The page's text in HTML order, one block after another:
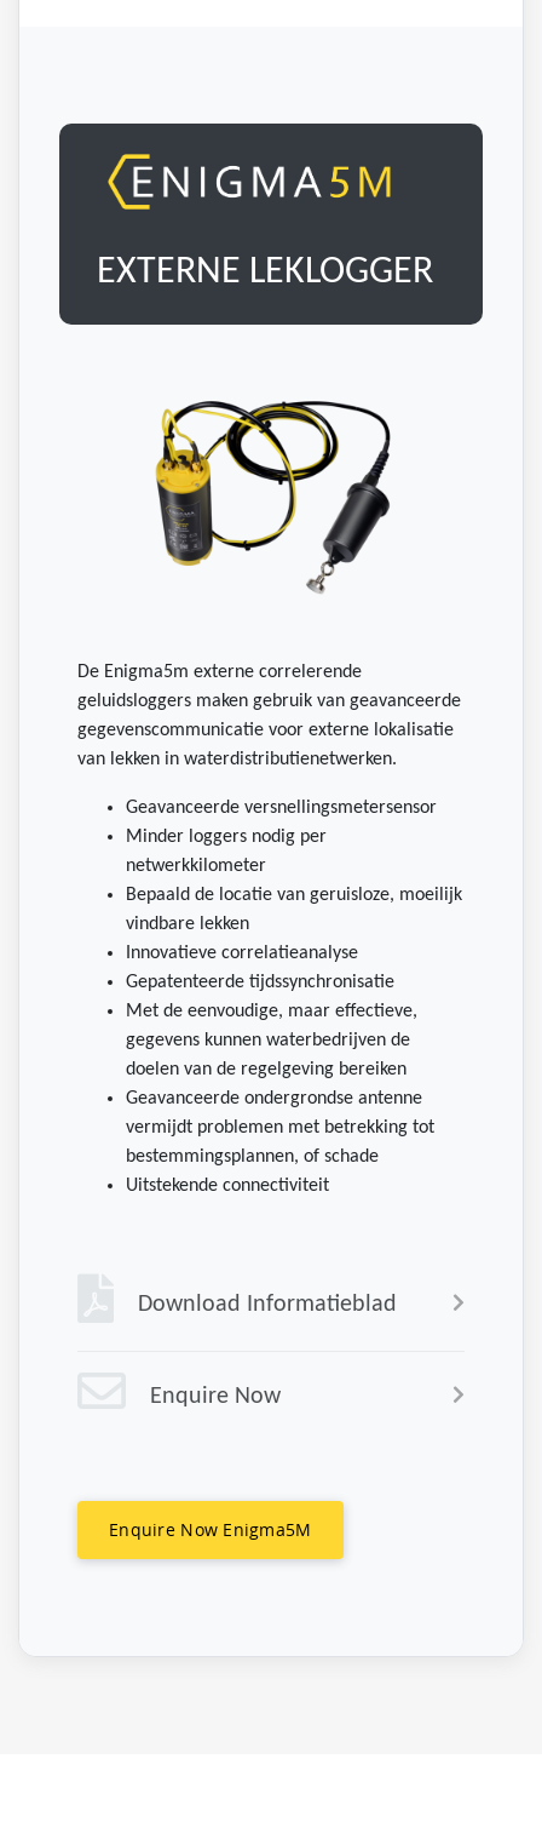
EXTERNE LEKLOGGER
De Enigma5m externe correlerende
geluidsloggers maken gebruik van geavanceerde
gegevenscommunicatie voor externe lokalisatie
van lekken in waterdistributienetwerken.
Geavanceerde versnellingsmetersensor
Minder loggers nodig per
netwerkkilometer
Bepaald de locatie van geruisloze, moeilijk
vindbare lekken
Innovatieve correlatieanalyse
Gepatenteerde tijdssynchronisatie
Met de eenvoudige, maar effectieve,
gegevens kunnen waterbedrijven de
doelen van de regelgeving bereiken
Geavanceerde ondergrondse antenne
vermijdt problemen met betrekking tot
bestemmingsplannen, of schade
Uitstekende connectiviteit
Download Informatieblad
Enquire Now
Enquire Now Enigma5M